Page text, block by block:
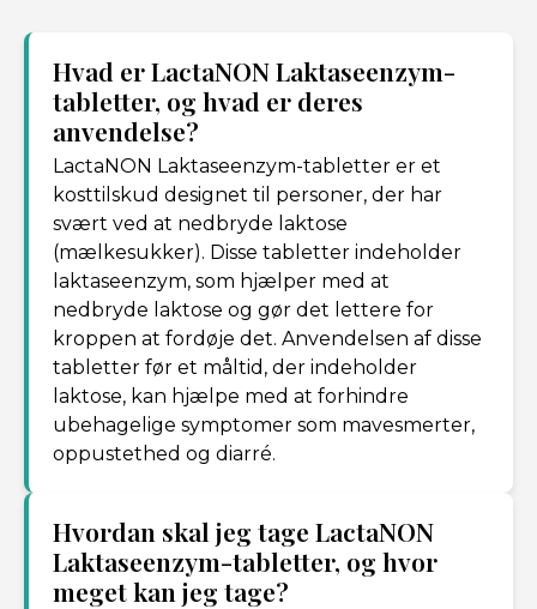
Hvad er LactaNON Laktaseenzym-
tabletter, og hvad er deres
anvendelse?
LactaNON Laktaseenzym-tabletter er et
kosttilskud designet til personer, der har
svært ved at nedbryde laktose
(mælkesukker). Disse tabletter indeholder
laktaseenzym, som hjælper med at
nedbryde laktose og gør det lettere for
kroppen at fordøje det. Anvendelsen af disse
tabletter før et måltid, der indeholder
laktose, kan hjælpe med at forhindre
ubehagelige symptomer som mavesmerter,
oppustethed og diarré.
Hvordan skal jeg tage LactaNON
Laktaseenzym-tabletter, og hvor
meget kan jeg tage?